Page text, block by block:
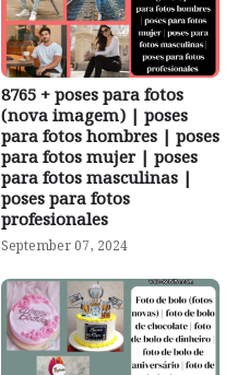
8765 + poses para fotos
(nova imagem) | poses
para fotos hombres | poses
para fotos mujer | poses
para fotos masculinas |
poses para fotos
profesionales
September 07, 2024